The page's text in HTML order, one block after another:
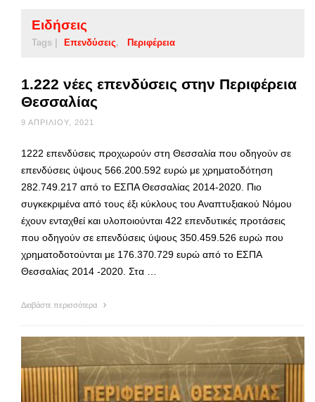
Ειδήσεις
Tags | Επενδύσεις Περιφέρεια
1.222 νέες επενδύσεις στην Περιφέρεια
Θεσσαλίας
9 ΑΠΡΙΛΊΟΥ, 2021
1222 επενδύσεις προχωρούν στη Θεσσαλία που οδηγούν σε
επενδύσεις ύψους 566.200.592 ευρώ με χρηματοδότηση
282.749.217 από το ΕΣΠΑ Θεσσαλίας 2014-2020. Πιο
συγκεκριμένα από τους έξι κύκλους του Αναπτυξιακού Νόμου
έχουν ενταχθεί και υλοποιούνται 422 επενδυτικές προτάσεις
που οδηγούν σε επενδύσεις ύψους 350.459.526 ευρώ που
χρηματοδοτούνται με 176.370.729 ευρώ από το ΕΣΠΑ
Θεσσαλίας 2014 -2020. Στα …
Διαβάστε περισσότερα